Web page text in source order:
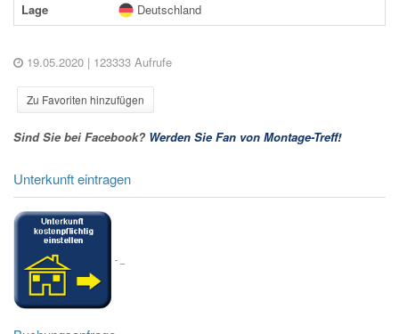
Lage Deutschland
19.05.2020 | 123333 Aufrufe
Zu Favoriten hinzufügen
Sind Sie bei Facebook? Werden Sie Fan von Montage-Treff!
Unterkunft eintragen
-